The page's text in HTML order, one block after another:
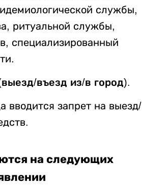
службы,
ритуальной службы,
специализированный
въезд из/в город).
вводится запрет на выезд/
на следующих